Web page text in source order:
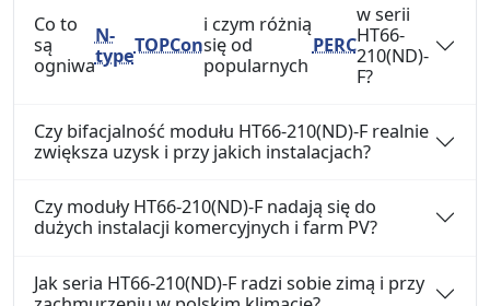
Co to
są
ogniwa
N-
typeTOPCon
i czym różnią
się od
popularnych
PERC
w serii
HT66-
210(ND)-
F?
Czy bifacjalność modułu HT66-210(ND)-F realnie
zwiększa uzysk i przy jakich instalacjach?
Czy moduły HT66-210(ND)-F nadają się do
dużych instalacji komercyjnych i farm PV?
Jak seria HT66-210(ND)-F radzi sobie zimą i przy